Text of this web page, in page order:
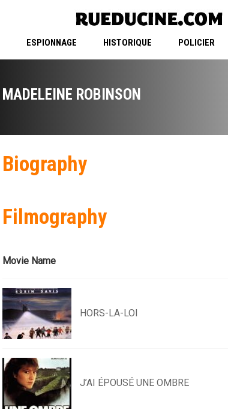
ESPIONNAGE HISTORIQUE POLICIER
MADELEINE ROBINSON
Biography
Filmography
Movie Name
HORS-LA-LOI
J’AI ÉPOUSÉ UNE OMBRE